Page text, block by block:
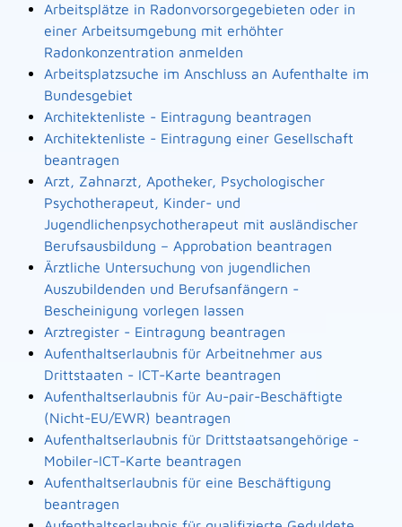
Arbeitsplätze in Radonvorsorgegebieten oder in
einer Arbeitsumgebung mit erhöhter
Radonkonzentration anmelden
Arbeitsplatzsuche im Anschluss an Aufenthalte im
Bundesgebiet
Architektenliste - Eintragung beantragen
Architektenliste - Eintragung einer Gesellschaft
beantragen
Arzt, Zahnarzt, Apotheker, Psychologischer
Psychotherapeut, Kinder- und
Jugendlichenpsychotherapeut mit ausländischer
Berufsausbildung – Approbation beantragen
Ärztliche Untersuchung von jugendlichen
Auszubildenden und Berufsanfängern -
Bescheinigung vorlegen lassen
Arztregister - Eintragung beantragen
Aufenthaltserlaubnis für Arbeitnehmer aus
Drittstaaten - ICT-Karte beantragen
Aufenthaltserlaubnis für Au-pair-Beschäftigte
(Nicht-EU/EWR) beantragen
Aufenthaltserlaubnis für Drittstaatsangehörige -
Mobiler-ICT-Karte beantragen
Aufenthaltserlaubnis für eine Beschäftigung
beantragen